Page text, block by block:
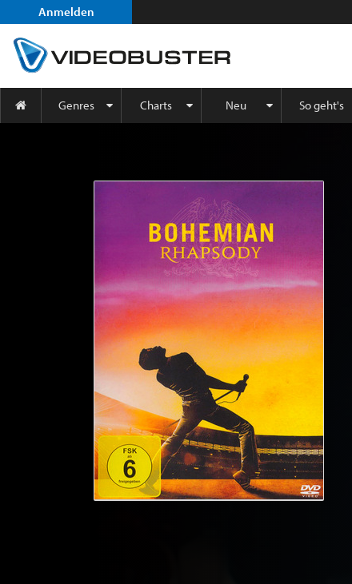
Anmelden
Genres Charts Neu So geht's